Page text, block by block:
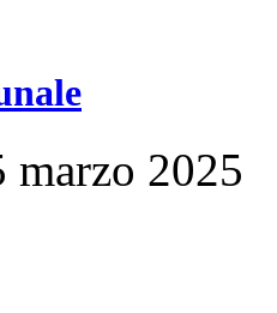
marzo 2025